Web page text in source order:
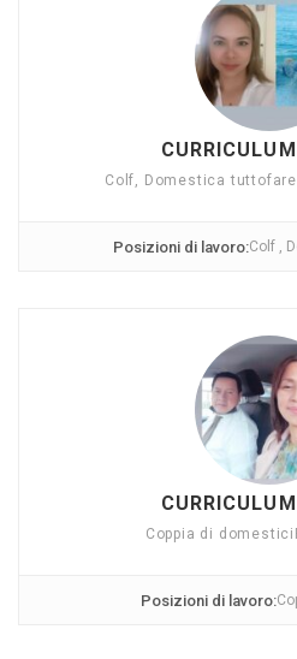
Colf, Domestica tuttofare
Posizioni di lavoro:Colf ,
Coppia di domestici
Posizioni di lavoro: